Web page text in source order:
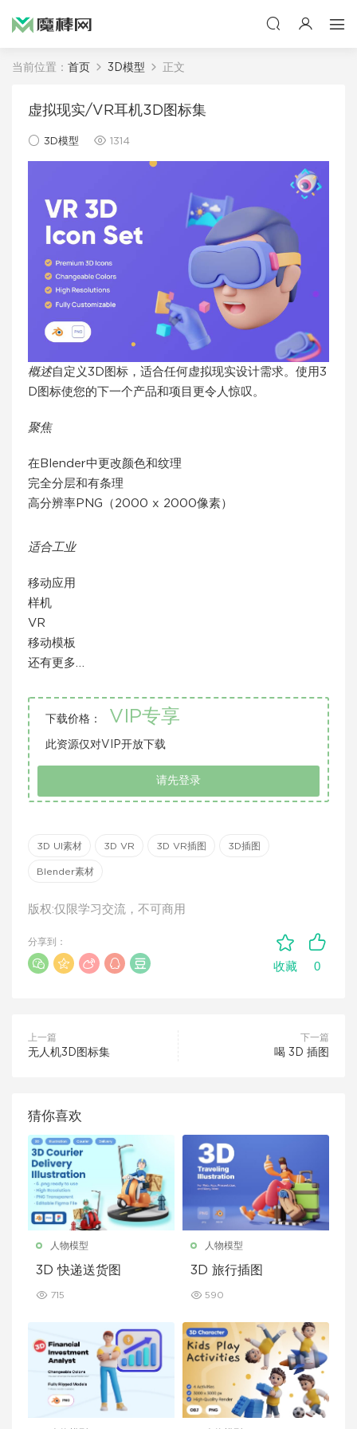
当前位置： 首页 3D模型 正文
虚拟现实/VR耳机3D图标集
3D模型 1314
概述自定义3D图标，适合任何虚拟现实设计需求。使用3
D图标使您的下一个产品和项目更令人惊叹。
聚焦
在Blender中更改颜色和纹理
完全分层和有条理
高分辨率PNG（2000 x 2000像素）
适合工业
移动应用
样机
VR
移动模板
还有更多…
下载价格： VIP专享
此资源仅对VIP开放下载
请先登录
3D UI素材 3D VR 3D VR插图 3D插图
Blender素材
版权:仅限学习交流，不可商用
收藏 0
分享到：
上一篇
无人机3D图标集
下一篇
喝 3D 插图
猜你喜欢
人物模型
3D 快递送货图
715
人物模型
3D 旅行插图
590